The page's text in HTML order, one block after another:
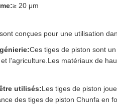
≥ 20 μm
conçues pour une utilisation
Ces tiges de piston sont
l'agriculture.Les matériaux de
utilisés:Les tiges de piston
des tiges de piston Chunfa en